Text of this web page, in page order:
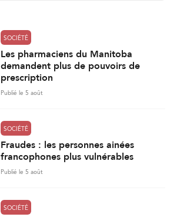
SOCIÉTÉ
Les pharmaciens du Manitoba
demandent plus de pouvoirs de
prescription
Publié le 5 août
SOCIÉTÉ
Fraudes : les personnes ainées
francophones plus vulnérables
Publié le 5 août
SOCIÉTÉ